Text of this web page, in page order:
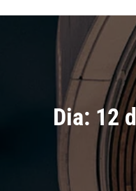
Dia: 12